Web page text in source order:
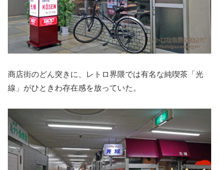
商店街のどん突きに、レトロ界隈では有名な純喫茶「光
線」がひときわ存在感を放っていた。